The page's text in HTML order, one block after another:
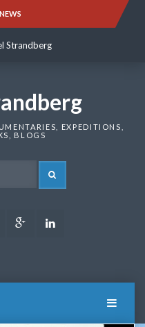
Strandberg
Strandberg
EXPEDITIONS,
BLOGS
Twitter Google